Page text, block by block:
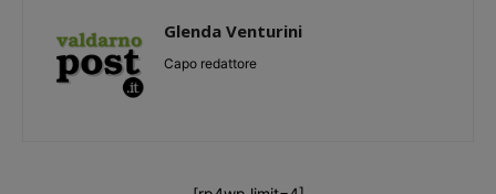
Glenda Venturini
Capo redattore